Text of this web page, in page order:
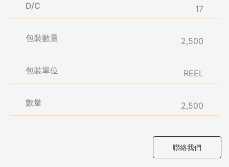
D/C 17
包裝數量 2,500
包裝單位 REEL
數量 2,500
聯絡我們